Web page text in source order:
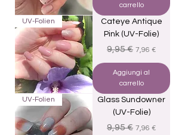
carrello
UV-Folien
Cateye Antique
Pink (UV-Folie)
Prezzo regolare
9,95 € Prezzo scontato
7,96 €
Aggiungi al
carrello
UV-Folien
Glass Sundowner
(UV-Folie)
Prezzo regolare
9,95 € Prezzo scontato
7,96 €